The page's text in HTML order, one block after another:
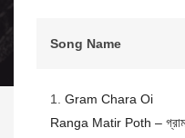
Song Name
1. Gram Chara Oi
Ranga Matir Poth – গ্রাম